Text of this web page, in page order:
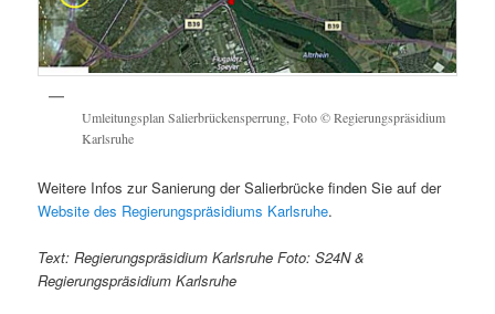
Umleitungsplan Salierbrückensperrung, Foto © Regierungspräsidium
Karlsruhe
Weitere Infos zur Sanierung der Salierbrücke finden Sie auf der
Website des Regierungspräsidiums Karlsruhe.
Text: Regierungspräsidium Karlsruhe Foto: S24N &
Regierungspräsidium Karlsruhe